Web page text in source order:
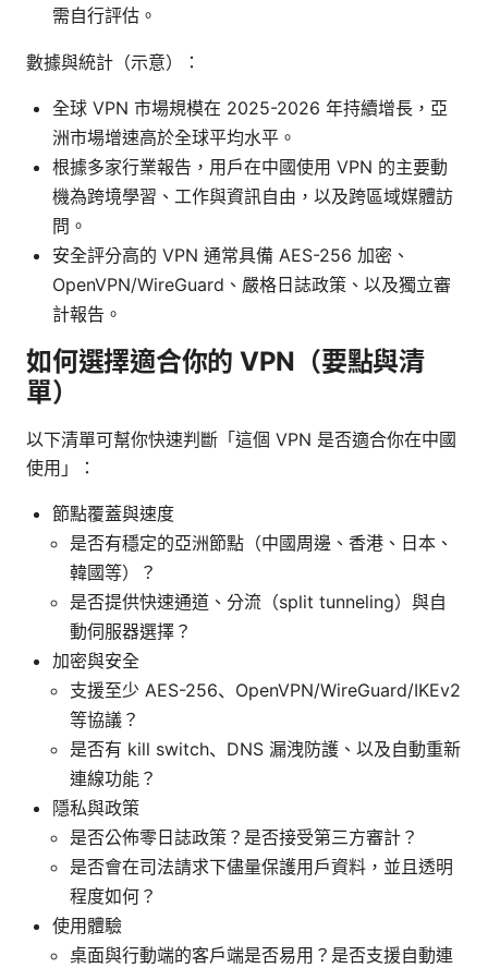
需自行評估。
數據與統計（示意）：
全球 VPN 市場規模在 2025-2026 年持續增長，亞
洲市場增速高於全球平均水平。
根據多家行業報告，用戶在中國使用 VPN 的主要動
機為跨境學習、工作與資訊自由，以及跨區域媒體訪
問。
安全評分高的 VPN 通常具備 AES-256 加密、
OpenVPN/WireGuard、嚴格日誌政策、以及獨立審
計報告。
如何選擇適合你的 VPN（要點與清
單）
以下清單可幫你快速判斷「這個 VPN 是否適合你在中國
使用」：
節點覆蓋與速度
是否有穩定的亞洲節點（中國周邊、香港、日本、
韓國等）？
是否提供快速通道、分流（split tunneling）與自
動伺服器選擇？
加密與安全
支援至少 AES-256、OpenVPN/WireGuard/IKEv2
等協議？
是否有 kill switch、DNS 漏洩防護、以及自動重新
連線功能？
隱私與政策
是否公佈零日誌政策？是否接受第三方審計？
是否會在司法請求下儘量保護用戶資料，並且透明
程度如何？
使用體驗
桌面與行動端的客戶端是否易用？是否支援自動連